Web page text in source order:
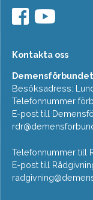
Kontakta oss
Demensförbundet
Besöksadress:
Telefonnummer
E-post till
Telefonnummer till
E-post till